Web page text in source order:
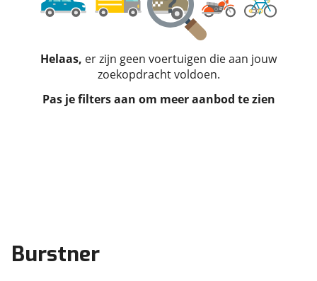
Helaas, er zijn geen voertuigen die aan jouw
zoekopdracht voldoen.
Pas je filters aan om meer aanbod te zien
Burstner